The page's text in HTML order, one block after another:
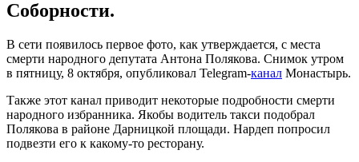
Соборности.
В сети появилось первое фото, как утверждается, с места
смерти народного депутата Антона Полякова. Снимок утром
в пятницу, 8 октября, опубликовал Telegram-канал Монастырь.
Также этот канал приводит некоторые подробности смерти
народного избранника. Якобы водитель такси подобрал
Полякова в районе Дарницкой площади. Нардеп попросил
подвезти его к какому-то ресторану.